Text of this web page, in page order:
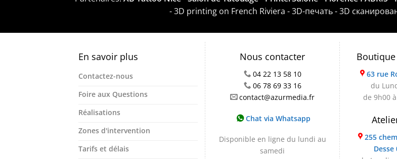
- 3D printing on French Riviera - 3D-печать - 3D
En savoir plus
Contactez-nous
Foire aux Questions
Réalisations
Zones d'intervention
Tarifs et délais
Nous contacter
04 22 13 58 10
06 78 69 33 16
contact@azurmedia.fr
Chat via Whatsapp
Disponible en ligne du lundi au
samedi
63 rue
du
de 9h00
255
Desse